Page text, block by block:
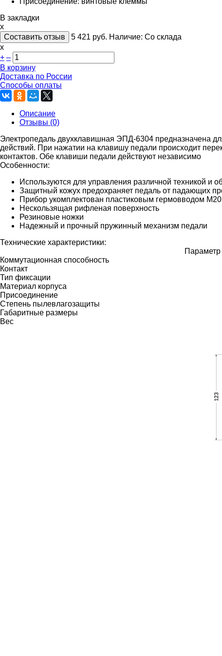
В закладки
x
Составить отзыв
5 421 руб. Наличие: Со склада
х
+ –
В корзину
Доставка по России
Способы оплаты
Описание
Отзывы (0)
Электропедаль двухклавишная ЭПД-6304 предназначена
действий. При нажатии на клавишу педали происходит
контактов. Обе клавиши педали действуют независимо
Особенности:
Используются для управления различной техникой и
Защитный кожух предохраняет педаль от падающих
Прибор укомплектован пластиковым гермовводом
Нескользящая рифленая поверхность
Резиновые ножки
Надежный и прочный пружинный механизм педали
Технические характеристики:
Параметр
Коммутационная способность
Контакт
Тип фиксации
Материал корпуса
Присоединение
Степень пылевлагозащиты
Габаритные размеры
Вес